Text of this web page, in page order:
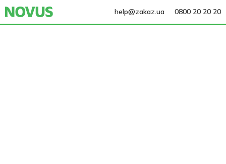
help@zakaz.ua 0800 20 20 20